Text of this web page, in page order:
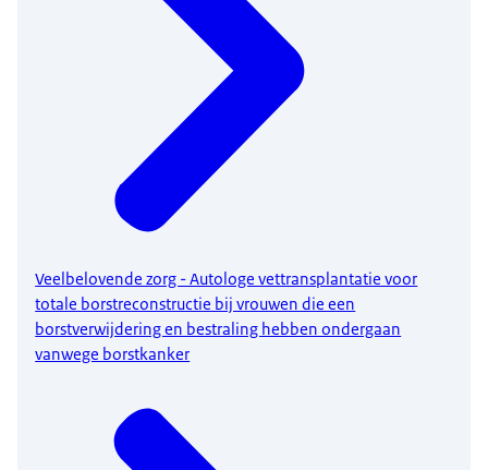
Veelbelovende zorg - Autologe vettransplantatie voor
totale borstreconstructie bij vrouwen die een
borstverwijdering en bestraling hebben ondergaan
vanwege borstkanker